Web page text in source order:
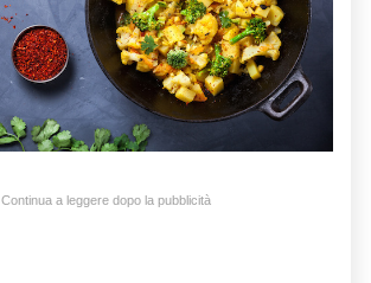
Continua a leggere dopo la pubblicità